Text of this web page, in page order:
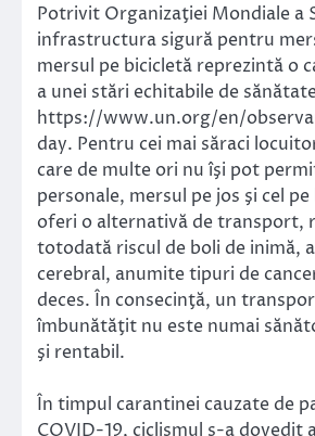
Potrivit Organizaţiei Mondiale a
infrastructura sigură pentru
mersul pe bicicletă reprezintă o
a unei stări echitabile de
https://www.un.org/en/
day. Pentru cei mai săraci
care de multe ori nu îşi pot
personale, mersul pe jos şi cel
oferi o alternativă de transport,
totodată riscul de boli de inimă,
cerebral, anumite tipuri de
deces. În consecinţă, un
îmbunătăţit nu este numai
şi rentabil.
În timpul carantinei cauzate de
COVID-19, ciclismul s-a dovedit